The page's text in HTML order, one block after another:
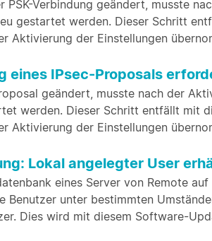
PSK-Verbindung geändert, musste
gestartet werden. Dieser Schritt
Aktivierung der Einstellungen
eines IPsec-Proposals
geändert, musste nach der
werden. Dieser Schritt entfällt mit
Aktivierung der Einstellungen
Lokal angelegter User
eines Server von Remote
Benutzer unter bestimmten
Dies wird mit diesem Software-